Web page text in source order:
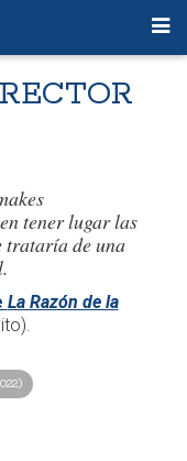
tener lugar las
trataría de una
La Razón de la